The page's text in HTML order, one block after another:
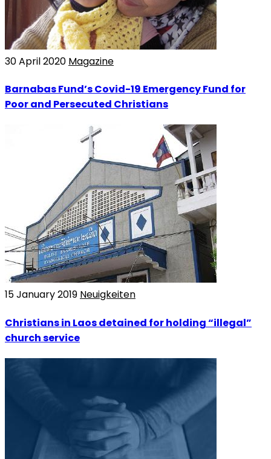
30 April 2020 Magazine
Barnabas Fund’s Covid-19 Emergency Fund for
Poor and Persecuted Christians
15 January 2019 Neuigkeiten
Christians in Laos detained for holding “illegal”
church service